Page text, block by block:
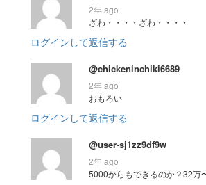
2年 ago
ざわ・・・・ざわ・・・・
ログインして返信する
@chickeninchiki6689
2年 ago
おもろい
ログインして返信する
@user-sj1zz9df9w
2年 ago
5000からもできるのか？32万